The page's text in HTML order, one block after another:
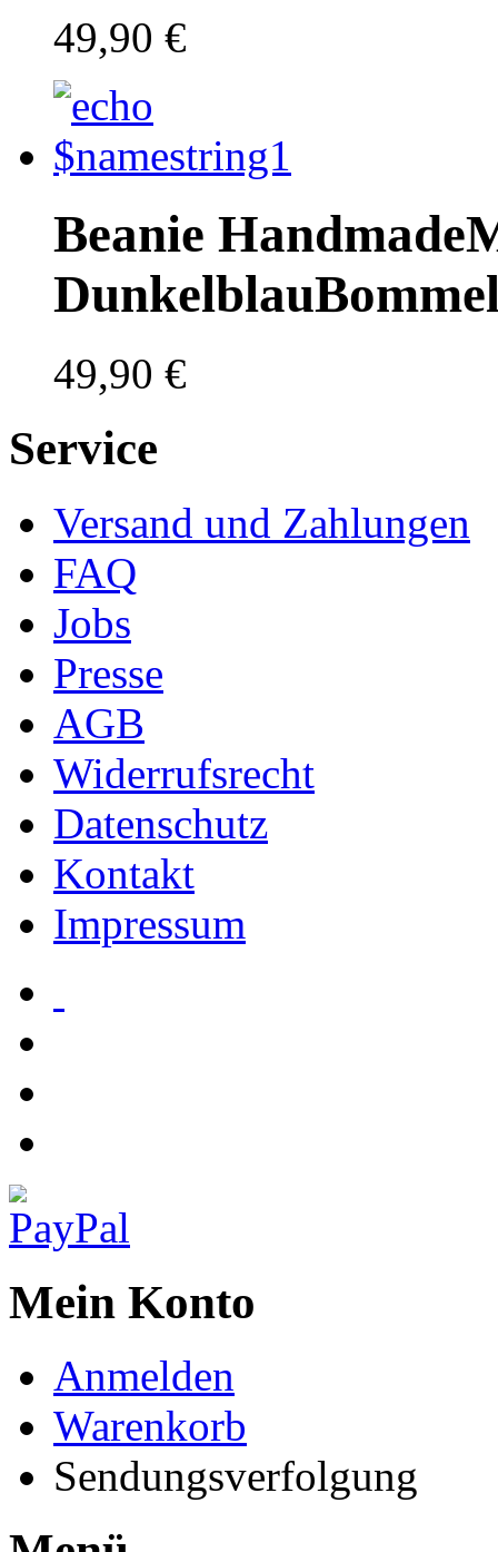
49,90 €
Beanie Handmade
Dunkelblau
49,90 €
Service
Versand und Zahlungen
FAQ
Jobs
Presse
AGB
Widerrufsrecht
Datenschutz
Kontakt
Impressum
Mein Konto
Anmelden
Warenkorb
Sendungsverfolgung